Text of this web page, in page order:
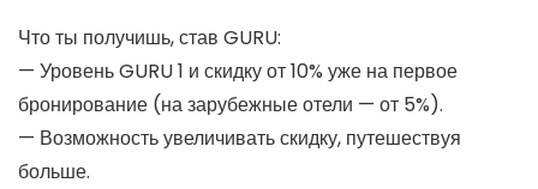
Что ты получишь, став GURU:
— Уровень GURU 1 и скидку от 10% уже на первое
бронирование (на зарубежные отели — от 5%).
— Возможность увеличивать скидку, путешествуя
больше.